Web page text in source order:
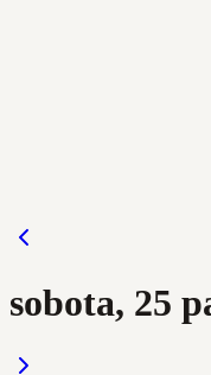
sobota, 25